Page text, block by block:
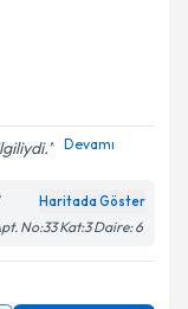
Devamı
Haritada Göster
No:33 Kat:3 Daire: 6